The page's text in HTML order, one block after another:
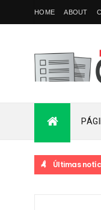
HOME ABOUT
Últimas